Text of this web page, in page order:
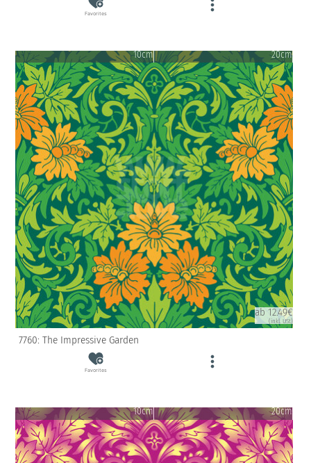
Favorites
10cm 20cm
ab 12.49€
(inkl. USt)
7760: The Impressive Garden
Favorites
10cm 20cm